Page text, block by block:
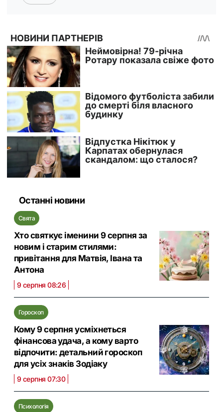
Останні новини
Свята
Хто святкує іменини 9 серпня за
новим і старим стилями:
привітання для Матвія, Івана та
Антона
9 серпня 08:26
Гороскоп
Кому 9 серпня усміхнеться
фінансова удача, а кому варто
відпочити: детальний гороскоп
для усіх знаків Зодіаку
9 серпня 07:30
Психологія